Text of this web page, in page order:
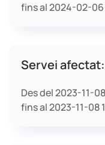
fins al 2024-02-06
Servei
Des del 2023-11-
fins al 2023-11-08